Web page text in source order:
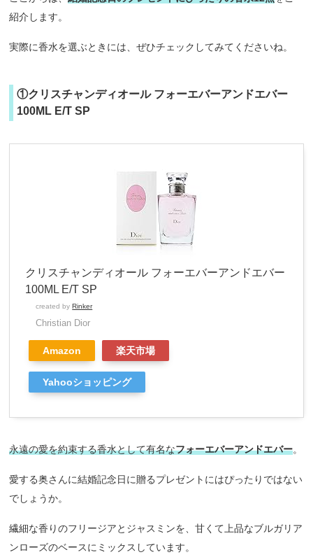
紹介します。
実際に香水を選ぶときには、ぜひチェックしてみてくださいね。
①クリスチャンディオール フォーエバーアンドエバー
100ML E/T SP
クリスチャンディオール フォーエバーアンドエバー
100ML E/T SP
created by Rinker
Christian Dior
Amazon 楽天市場
Yahooショッピング
永遠の愛を約束する香水として有名なフォーエバーアンドエバー。
愛する奥さんに結婚記念日に贈るプレゼントにはぴったりではない
でしょうか。
繊細な香りのフリージアとジャスミンを、甘くて上品なブルガリア
ンローズのベースにミックスしています。